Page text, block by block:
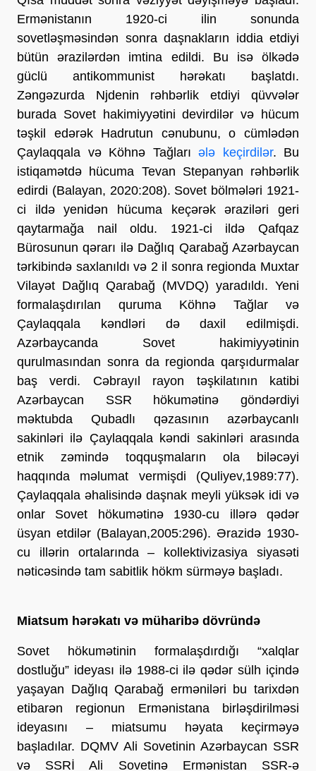
Ermənistanın 1920-ci ilin sonunda
sovetləşməsindən sonra daşnakların iddia etdiyi
bütün ərazilərdən imtina edildi. Bu isə ölkədə
güclü antikommunist hərəkatı başlatdı.
Zəngəzurda Njdenin rəhbərlik etdiyi qüvvələr
burada Sovet hakimiyyətini devirdilər və hücum
təşkil edərək Hadrutun cənubunu, o cümlədən
Çaylaqqala və Köhnə Tağları ələ keçirdilər. Bu
istiqamətdə hücuma Tevan Stepanyan rəhbərlik
edirdi (Balayan, 2020:208). Sovet bölmələri 1921-
ci ildə yenidən hücuma keçərək əraziləri geri
qaytarmağa nail oldu. 1921-ci ildə Qafqaz
Bürosunun qərarı ilə Dağlıq Qarabağ Azərbaycan
tərkibində saxlanıldı və 2 il sonra regionda Muxtar
Vilayət Dağlıq Qarabağ (MVDQ) yaradıldı. Yeni
formalaşdırılan quruma Köhnə Tağlar və
Çaylaqqala kəndləri də daxil edilmişdi.
Azərbaycanda Sovet hakimiyyətinin
qurulmasından sonra da regionda qarşıdurmalar
baş verdi. Cəbrayıl rayon təşkilatının katibi
Azərbaycan SSR hökumətinə göndərdiyi
məktubda Qubadlı qəzasının azərbaycanlı
sakinləri ilə Çaylaqqala kəndi sakinləri arasında
etnik zəmində toqquşmaların ola biləcəyi
haqqında məlumat vermişdi (Quliyev,1989:77).
Çaylaqqala əhalisində daşnak meyli yüksək idi və
onlar Sovet hökumətinə 1930-cu illərə qədər
üsyan etdilər (Balayan,2005:296). Ərazidə 1930-
cu illərin ortalarında – kollektivizasiya siyasəti
nəticəsində tam sabitlik hökm sürməyə başladı.
Miatsum hərəkatı və müharibə dövründə
Sovet hökumətinin formalaşdırdığı “xalqlar
dostluğu” ideyası ilə 1988-ci ilə qədər sülh içində
yaşayan Dağlıq Qarabağ erməniləri bu tarixdən
etibarən regionun Ermənistana birləşdirilməsi
ideyasını – miatsumu həyata keçirməyə
başladılar. DQMV Ali Sovetinin Azərbaycan SSR
və SSRİ Ali Sovetinə Ermənistan SSR-ə